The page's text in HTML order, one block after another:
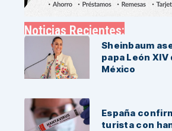
Noticias Recientes:
Sheinbaum
papa León
México
España
turista con